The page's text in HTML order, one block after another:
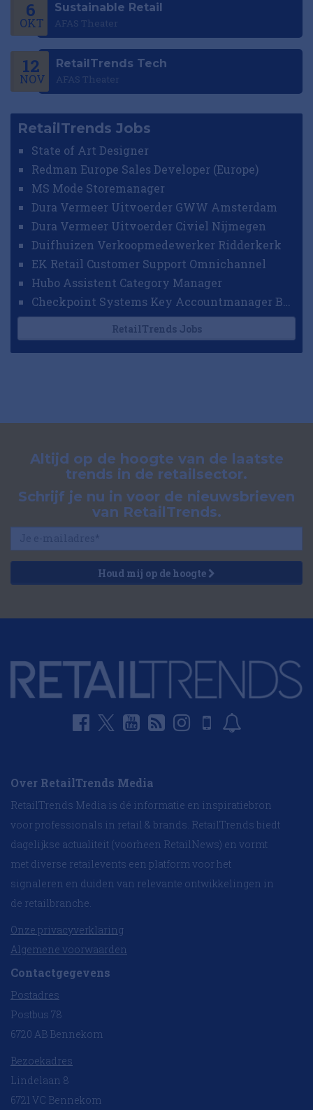
6
OKT
Sustainable Retail
AFAS Theater
12
NOV
RetailTrends Tech
AFAS Theater
RetailTrends Jobs
State of Art Designer
Redman Europe Sales Developer (Europe)
MS Mode Storemanager
Dura Vermeer Uitvoerder GWW Amsterdam
Dura Vermeer Uitvoerder Civiel Nijmegen
Duifhuizen Verkoopmedewerker Ridderkerk
EK Retail Customer Support Omnichannel
Hubo Assistent Category Manager
RetailTrends Jobs
Altijd op de hoogte van de laatste
trends in de retailsector.
Schrijf je nu in voor de nieuwsbrieven
van RetailTrends.
Houd mij op de hoogte
Over RetailTrends Media
RetailTrends Media is dé informatie en inspiratiebron
voor professionals in retail & brands. RetailTrends biedt
dagelijkse actualiteit (voorheen RetailNews) en vormt
met diverse retailevents een platform voor het
signaleren en duiden van relevante ontwikkelingen in
de retailbranche.
Onze privacyverklaring
Algemene voorwaarden
Contactgegevens
Postadres
Postbus 78
6720 AB Bennekom
Bezoekadres
Lindelaan 8
6721 VC Bennekom